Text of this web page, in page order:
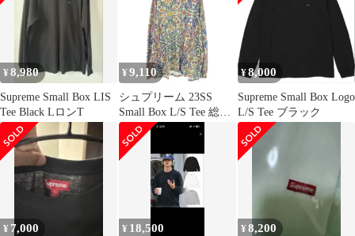
¥8,980
Supreme Small Box LIS
Tee Black LロンT
¥ 9,110
シュプリーム 23SS
Small Box L/S Tee 総柄
スモールボックスロゴ
長袖カットソー メンズ
XL
¥8,000
Supreme Small Box Logo
L/S Tee ブラック
¥ 7,000 ¥ 18,500 ¥8,200